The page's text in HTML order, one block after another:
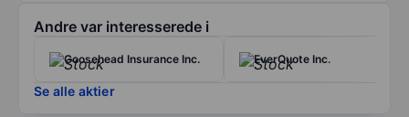
Andre var interesserede i
Goosehead Insurance Inc. EverQuote Inc.
Se alle aktier